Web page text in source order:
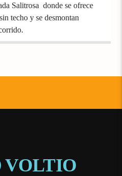
Salitrosa donde se ofrece
techo y se desmontan
VOLTIO